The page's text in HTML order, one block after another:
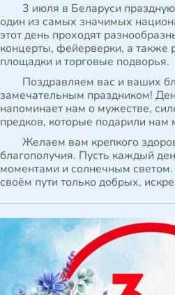
3 июля в Беларуси
один из самых значимых
этот день проходят
концерты, фейерверки, а также
площадки и торговые подворья.
Поздравляем вас и ваших
замечательным праздником!
напоминает нам о мужестве,
предков, которые подарили нам
Желаем вам крепкого
благополучия. Пусть каждый
моментами и солнечным
своём пути только добрых,